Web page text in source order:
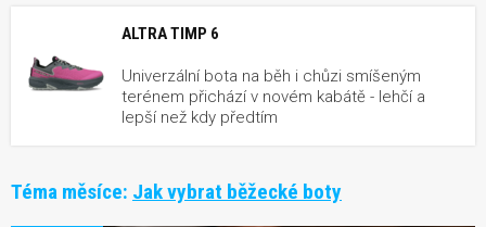
ALTRA TIMP 6
Univerzální bota na běh i chůzi smíšeným
terénem přichází v novém kabátě - lehčí a
lepší než kdy předtím
Téma měsíce: Jak vybrat běžecké boty